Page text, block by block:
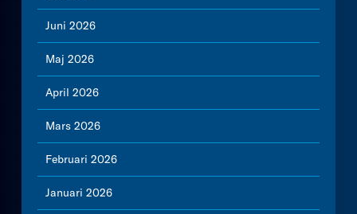
Juni 2026
Maj 2026
April 2026
Mars 2026
Februari 2026
Januari 2026